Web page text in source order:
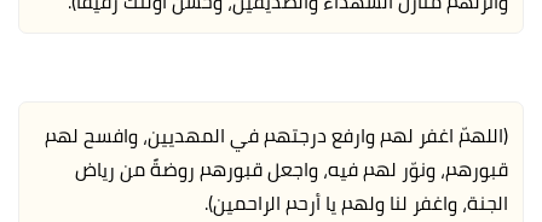
(اللهمّ اغفر لهم وارفع درجتهم في المهديين، وافسح لهم
قبورهم، ونوّر لهم فيه، واجعل قبورهم روضةً من رياض
الجنة، واغفر لنا ولهم يا أرحم الراحمين).